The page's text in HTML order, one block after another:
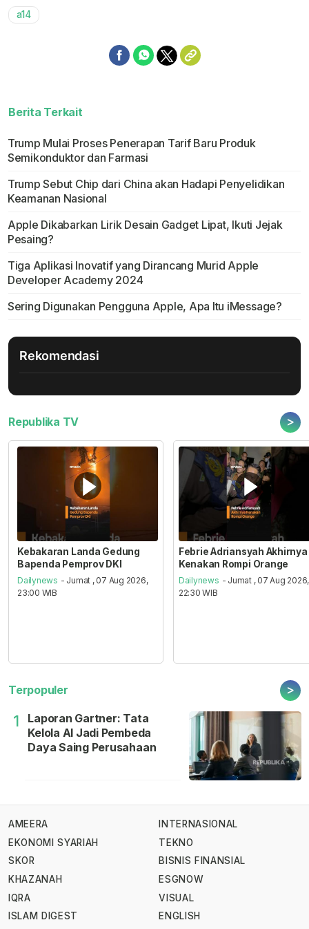
a14
Berita Terkait
Trump Mulai Proses Penerapan Tarif Baru Produk
Semikonduktor dan Farmasi
Trump Sebut Chip dari China akan Hadapi Penyelidikan
Keamanan Nasional
Apple Dikabarkan Lirik Desain Gadget Lipat, Ikuti Jejak
Pesaing?
Tiga Aplikasi Inovatif yang Dirancang Murid Apple
Developer Academy 2024
Sering Digunakan Pengguna Apple, Apa Itu iMessage?
Rekomendasi
Republika TV >
Kebakaran Landa Gedung
Bapenda Pemprov DKI
Dailynews - Jumat , 07 Aug 2026,
23:00 WIB
Febrie Adriansyah Akhirnya
Kenakan Rompi Orange
Dailynews - Jumat , 07 Aug 2026,
22:30 WIB
Terpopuler >
1
Laporan Gartner: Tata
Kelola AI Jadi Pembeda
Daya Saing Perusahaan
AMEERA
EKONOMI SYARIAH
SKOR
KHAZANAH
IQRA
ISLAM DIGEST
INTERNASIONAL
TEKNO
BISNIS FINANSIAL
ESGNOW
VISUAL
ENGLISH